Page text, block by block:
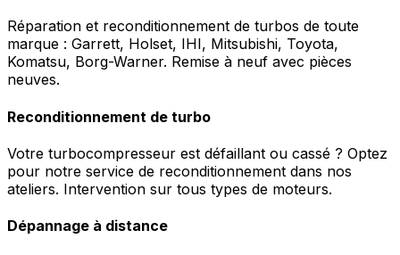
Réparation et reconditionnement de turbos de toute
marque : Garrett, Holset, IHI, Mitsubishi, Toyota,
Komatsu, Borg-Warner. Remise à neuf avec pièces
neuves.
Reconditionnement de turbo
Votre turbocompresseur est défaillant ou cassé ? Optez
pour notre service de reconditionnement dans nos
ateliers. Intervention sur tous types de moteurs.
Dépannage à distance